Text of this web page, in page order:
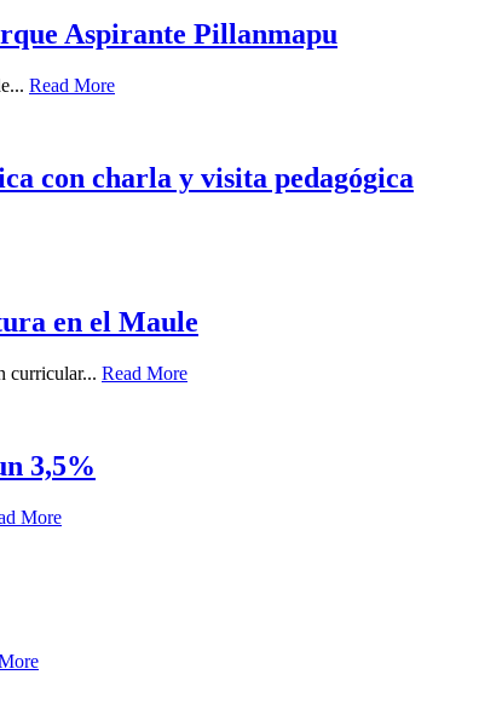
Aspirante Pillanmapu
Read More
con charla y visita pedagógica
en el Maule
curricular... Read More
3,5%
More